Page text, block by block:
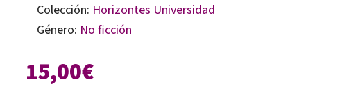
Colección: Horizontes Universidad
Género: No ficción
15,00€